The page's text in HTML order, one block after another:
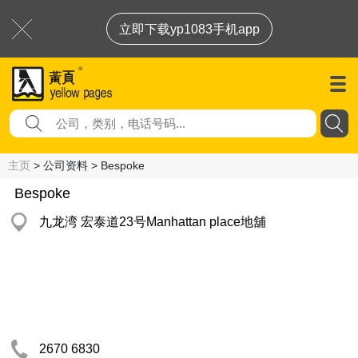
立即下载yp1083手机app
主页 > 公司资料 > Bespoke
Bespoke
九龙湾 宏泰道23号Manhattan place地舖
2670 6830